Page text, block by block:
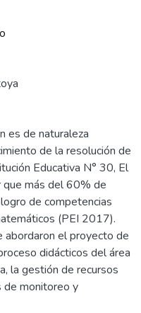
es de naturaleza
de la resolución de
Educativa N° 30, El
que más del 60% de
de competencias
(PEI 2017).
abordaron el proyecto de
didácticos del área
la gestión de recursos
de monitoreo y